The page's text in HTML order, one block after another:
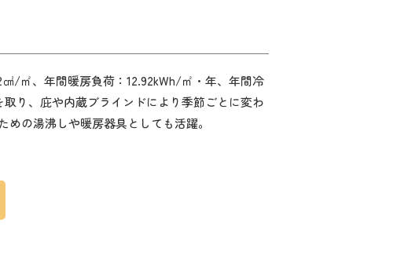
/㎡、年間暖房負荷：12.92kWh/㎡・年、年間冷
り、庇や内蔵ブラインドにより季節ごとに変わ
の湯沸しや暖房器具としても活躍。